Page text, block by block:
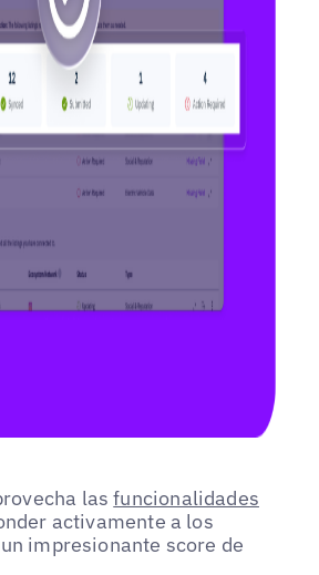
lasfuncionalidades
activamente a los
impresionante score de